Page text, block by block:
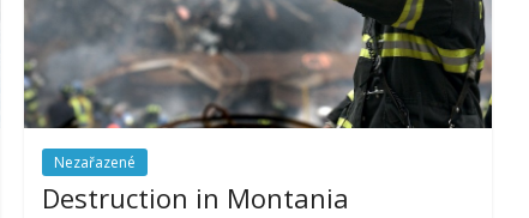
Nezařazené
Destruction in Montania